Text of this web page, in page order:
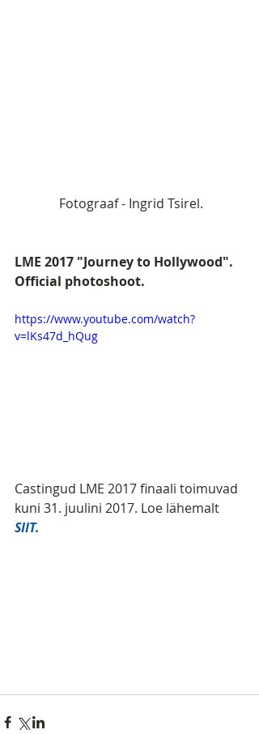
Fotograaf - Ingrid Tsirel.
LME 2017 "Journey to Hollywood".
Official photoshoot.
https://www.youtube.com/watch?
v=lKs47d_hQug
Castingud LME 2017 finaali toimuvad
kuni 31. juulini 2017. Loe lähemalt
SIIT.